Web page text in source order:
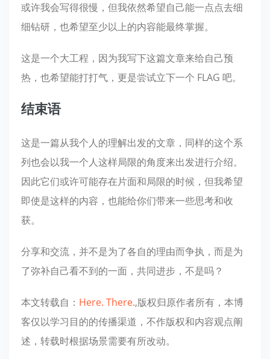
或许我会写得很慢，但我依然希望自己能一点点去细
细钻研，也希望至少以上的内容能最终掌握。
这是一个大工程，因为我写下这篇文章来给自己预
热，也希望能打打气，更是尝试立下一个 FLAG 吧。
结束语
这是一篇从我个人的理解出发的文章，同样的这个系
列也会以我一个人这样局限的角度来出发进行介绍。
因此它们或许可能存在片面和局限的时候，但我希望
即使是这样的内容，也能给你们带来一些思考和收
获。
分享和交流，并不是为了各自的理由而争执，而是为
了弥补自己看不到的一面，共同进步，不是吗？
本文转载自： Here. There.,版权归原作者所有，本博
客仅以学习目的的传播渠道，不作版权和内容观点阐
述，转载时根据场景需要有所改动。